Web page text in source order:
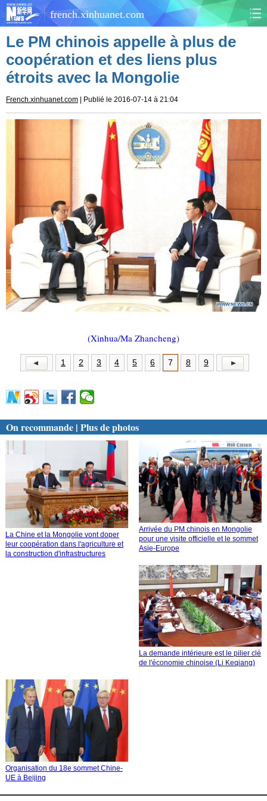
french.xinhuanet.com
CHINE MONDE
AFRIQUE ÉCONOMIE
CULTURE
SPORTS
PLANÈTE
TOURISME DOCUMENTS
DOSSIERS PHOTOS
VIDÉOS
Le PM chinois appelle à plus de
coopération et des liens plus
étroits avec la Mongolie
French.xinhuanet.com | Publié le 2016-07-14 à 21:04
(Xinhua/Ma Zhancheng)
1 2 3 4 5 6 7 8 9
On recommande | Plus de photos
La Chine et la Mongolie vont doper
leur coopération dans l'agriculture et
la construction d'infrastructures
Arrivée du PM chinois en Mongolie
pour une visite officielle et le sommet
Asie-Europe
La demande intérieure est le pilier clé
de l'économie chinoise (Li Keqiang)
Organisation du 18e sommet Chine-
UE à Beijing